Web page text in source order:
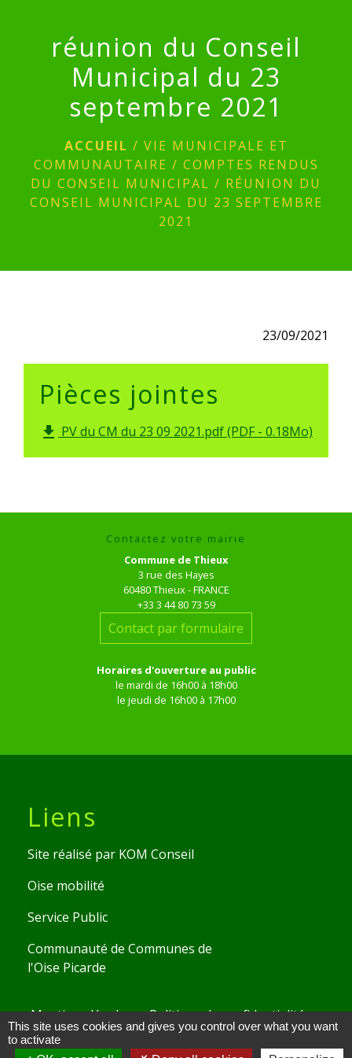
réunion du Conseil
Municipal du 23
septembre 2021
ACCUEIL / VIE MUNICIPALE ET
COMMUNAUTAIRE / COMPTES RENDUS
DU CONSEIL MUNICIPAL / RÉUNION DU
CONSEIL MUNICIPAL DU 23 SEPTEMBRE
2021
23/09/2021
Pièces jointes
file_download PV du CM du 23 09 2021.pdf (PDF - 0.18Mo)
Contactez votre mairie
Commune de Thieux
3 rue des Hayes
60480 Thieux - FRANCE
+33 3 44 80 73 59
Contact par formulaire
Horaires d'ouverture au public
le mardi de 16h00 à 18h00
le jeudi de 16h00 à 17h00
Liens
Site réalisé par KOM Conseil
Oise mobilité
Service Public
Communauté de Communes de
l'Oise Picarde
Mentions légales - Politique de confidentialité -
Accessibilité - Plan du site - Gestion des cookies
This site uses cookies and gives you control over what you want
to activate